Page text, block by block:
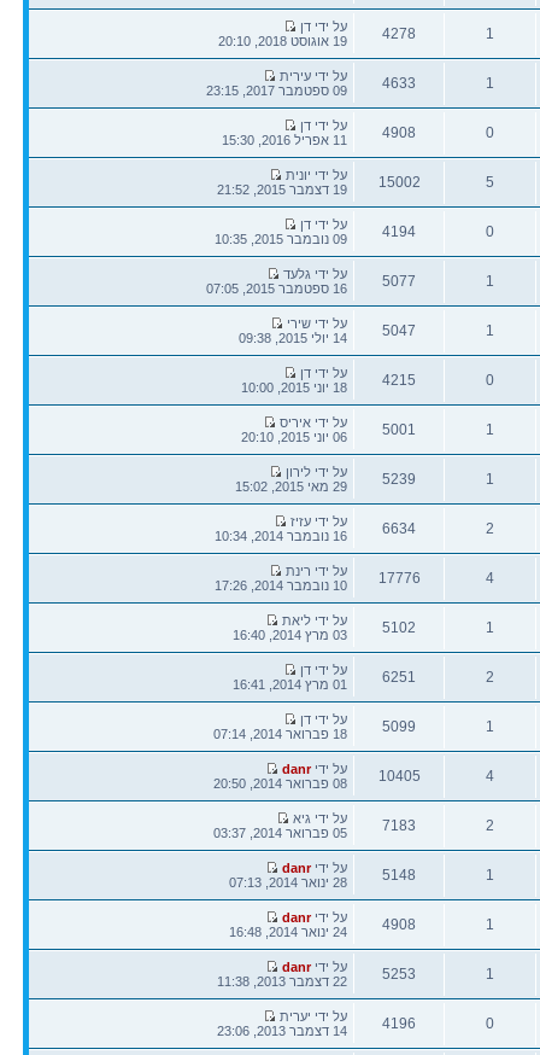
1
תגובות
4278
צפיות
הודעה
אחרונה
על ידי דן
19 אוגוסט 2018, 20:10
1
4633
הודעה
אחרונה
על ידי עירית
09 ספטמבר 2017, 23:15
0
תגובות
4908
צפיות
הודעה
אחרונה
על ידי דן
11 אפריל 2016, 15:30
5
15002
הודעה
אחרונה
על ידי יונית
19 דצמבר 2015, 21:52
0
תגובות
4194
צפיות
הודעה
אחרונה
על ידי דן
09 נובמבר 2015, 10:35
1
5077
הודעה
אחרונה
על ידי גלעד
16 ספטמבר 2015, 07:05
1
תגובות
5047
צפיות
הודעה
אחרונה
על ידי שירי
14 יולי 2015, 09:38
0
4215
הודעה
אחרונה
על ידי דן
18 יוני 2015, 10:00
1
תגובות
5001
צפיות
הודעה
אחרונה
על ידי איריס
06 יוני 2015, 20:10
1
5239
הודעה
אחרונה
על ידי לירון
29 מאי 2015, 15:02
2
תגובות
6634
צפיות
הודעה
אחרונה
על ידי עזיז
16 נובמבר 2014, 10:34
4
17776
הודעה
אחרונה
על ידי רינת
10 נובמבר 2014, 17:26
1
תגובות
5102
צפיות
הודעה
אחרונה
על ידי ליאת
03 מרץ 2014, 16:40
2
6251
הודעה
אחרונה
על ידי דן
01 מרץ 2014, 16:41
1
תגובות
5099
צפיות
הודעה
אחרונה
על ידי דן
18 פברואר 2014, 07:14
4
10405
הודעה
אחרונה
על ידיdanr
08 פברואר 2014, 20:50
2
תגובות
7183
צפיות
הודעה
אחרונה
על ידי גיא
05 פברואר 2014, 03:37
1
5148
הודעה
אחרונה
על ידיdanr
28 ינואר 2014, 07:13
1
תגובות
4908
צפיות
הודעה
אחרונה
על ידיdanr
24 ינואר 2014, 16:48
1
5253
הודעה
אחרונה
על ידיdanr
22 דצמבר 2013, 11:38
0
4196
הודעה
אחרונה
על ידי יערית
14 דצמבר 2013, 23:06